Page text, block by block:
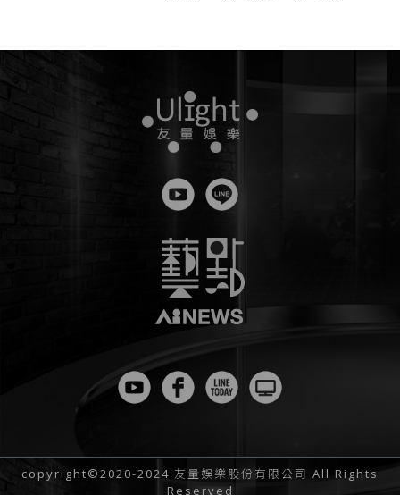
copyright©2020-2024 友量娛樂股份有限公司 All Rights
Reserved